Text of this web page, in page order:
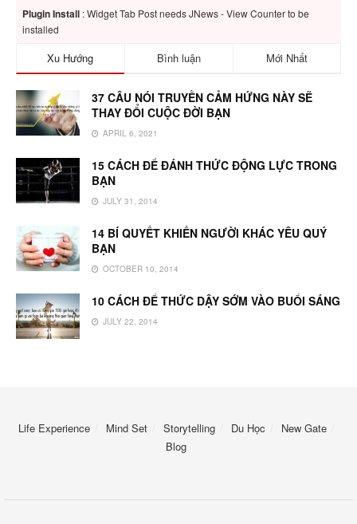
Plugin Install : Widget Tab Post needs JNews - View Counter to be
installed
Xu Hướng Bình luận Mới Nhất
37 CÂU NÓI TRUYỀN CẢM HỨNG NÀY SẼ
THAY ĐỔI CUỘC ĐỜI BẠN
APRIL 6, 2021
15 CÁCH ĐỂ ĐÁNH THỨC ĐỘNG LỰC TRONG
BẠN
JULY 31, 2014
14 BÍ QUYẾT KHIẾN NGƯỜI KHÁC YÊU QUÝ
BẠN
OCTOBER 10, 2014
10 CÁCH ĐỂ THỨC DẬY SỚM VÀO BUỔI SÁNG
JULY 22, 2014
Life Experience Mind Set Storytelling Du Học
New Gate
Blog